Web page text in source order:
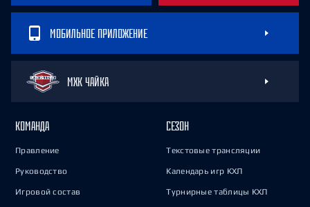
МОБИЛЬНОЕ ПРИЛОЖЕНИЕ
МХК ЧАЙКА
КОМАНДА
Правление
Руководство
Игровой состав
СЕЗОН
Текстовые трансляции
Календарь игр КХЛ
Турнирные таблицы КХЛ